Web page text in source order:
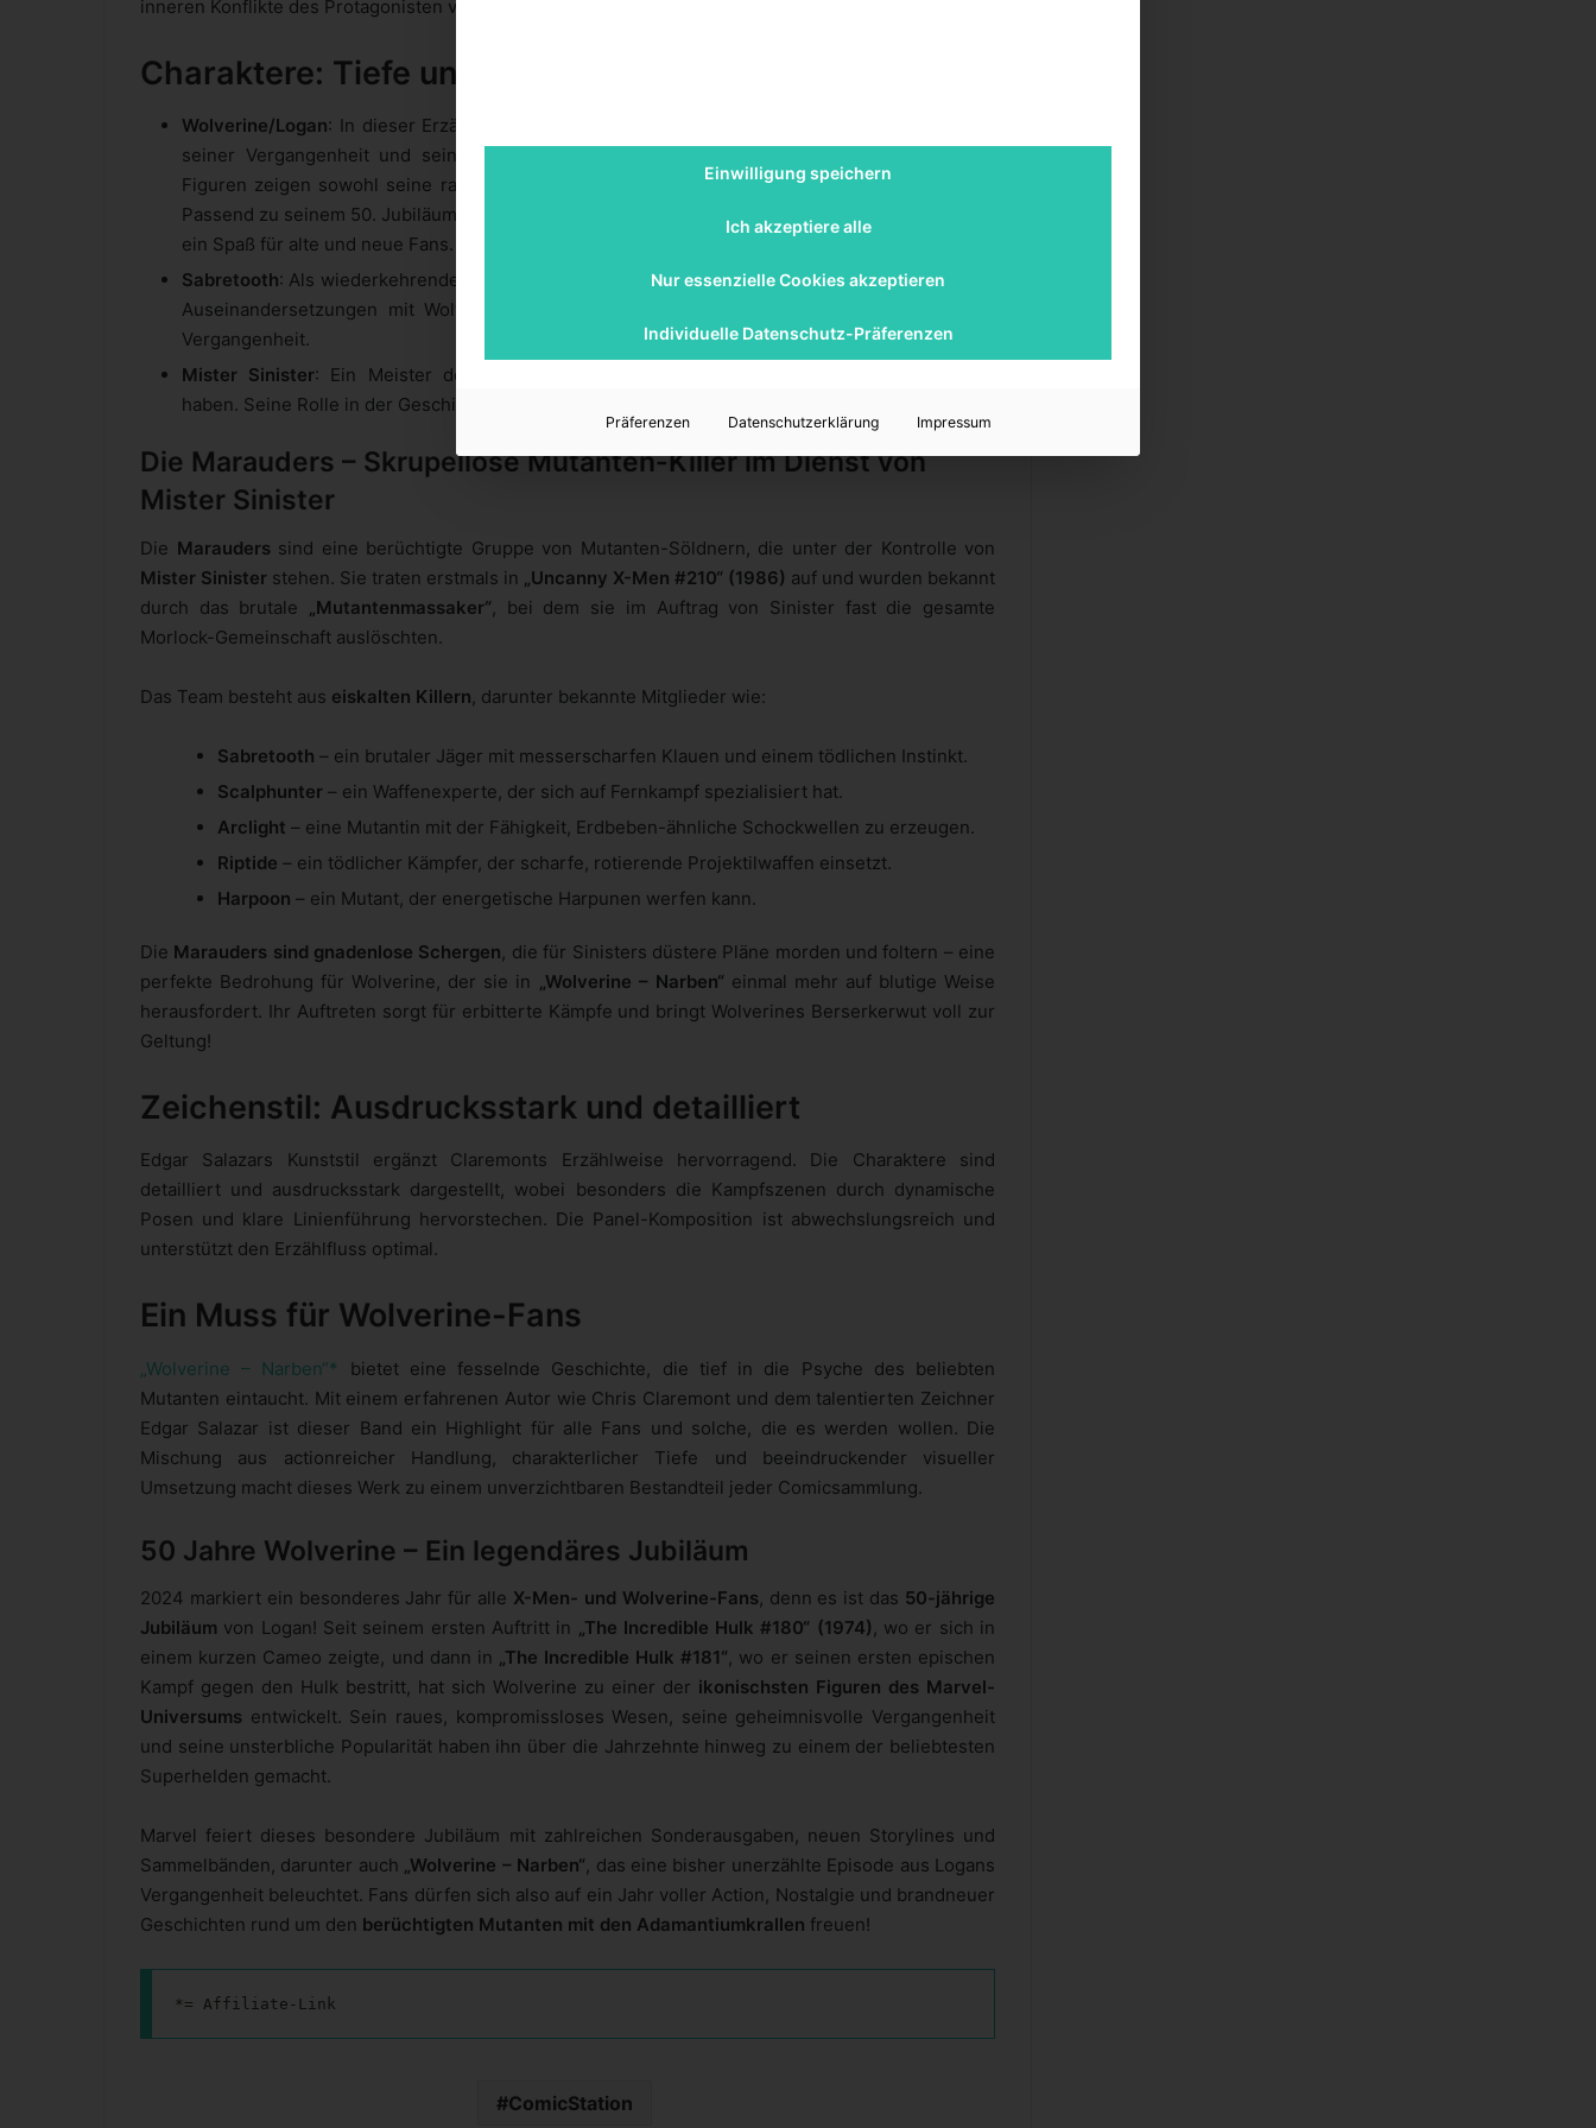
inneren Konflikte des Protagonisten verstärkt.
Charaktere: Tiefe und Entwicklung
Wolverine/Logan: In dieser Erzählung wird Logan als komplexer Charakter dargestellt, der mit
seiner Vergangenheit und seinen inneren Dämonen ringt. Seine Interaktionen mit anderen
Figuren zeigen sowohl seine raue Schale als auch seine Fähigkeit zu Mitgefühl und Loyalität.
Passend zu seinem 50. Jubiläum feierte Wolverine seine Rückkehr im
Deadpool-Film
ein Spaß für alte und neue Fans.
Sabretooth: Als wiederkehrender Antagonist bietet Sabretooth eine bedrohliche Präsenz. Seine
Auseinandersetzungen mit Wolverine sind intensiv und enthüllen viel über ihre verstrickte
Vergangenheit.
Mister Sinister: Ein Meister der Manipulation, dessen Pläne weitreichende Konsequenzen
haben. Seine Rolle in der Geschichte fügt eine zusätzliche Ebene der Intrige hinzu.
Die Marauders – Skrupellose Mutanten-Killer im Dienst von
Mister Sinister
Die Marauderssind eine berüchtigte Gruppe von Mutanten-Söldnern, die unter der Kontrolle von
Mister Sinister stehen. Sie traten erstmals in „Uncanny X-Men #210“ (1986) auf und wurden bekannt
durch das brutale
„Mutantenmassaker“ , bei dem sie im Auftrag von Sinister fast die gesamte
Morlock-Gemeinschaft auslöschten.
Das Team besteht aus eiskalten Killern , darunter bekannte Mitglieder wie:
Sabretooth – ein brutaler Jäger mit messerscharfen Klauen und einem tödlichen Instinkt.
Scalphunter – ein Waffenexperte, der sich auf Fernkampf spezialisiert hat.
Arclight – eine Mutantin mit der Fähigkeit, Erdbeben-ähnliche Schockwellen zu erzeugen.
Riptide – ein tödlicher Kämpfer, der scharfe, rotierende Projektilwaffen einsetzt.
Harpoon – ein Mutant, der energetische Harpunen werfen kann.
Die Marauders sind gnadenlose Schergen , die für Sinisters düstere Pläne morden und foltern – eine
perfekte Bedrohung für Wolverine, der sie in
„Wolverine – Narben“ einmal mehr auf blutige Weise
herausfordert. Ihr Auftreten sorgt für erbitterte Kämpfe und bringt Wolverines Berserkerwut voll zur
Geltung!
Zeichenstil: Ausdrucksstark und detailliert
Edgar Salazars Kunststil ergänzt Claremonts Erzählweise hervorragend. Die Charaktere sind
detailliert und ausdrucksstark dargestellt, wobei besonders die Kampfszenen durch dynamische
Posen und klare Linienführung hervorstechen. Die Panel-Komposition ist abwechslungsreich und
unterstützt den Erzählfluss optimal.
Ein Muss für Wolverine-Fans
„Wolverine – Narben“*
bietet eine fesselnde Geschichte, die tief in die Psyche des beliebten
Mutanten eintaucht. Mit einem erfahrenen Autor wie Chris Claremont und dem talentierten Zeichner
Edgar Salazar ist dieser Band ein Highlight für alle Fans und solche, die es werden wollen. Die
Mischung aus actionreicher Handlung, charakterlicher Tiefe und beeindruckender visueller
Umsetzung macht dieses Werk zu einem unverzichtbaren Bestandteil jeder Comicsammlung.
50 Jahre Wolverine – Ein legendäres Jubiläum
2024 markiert ein besonderes Jahr für alle X-Men- und Wolverine-Fans, denn es ist das 50-jährige
Jubiläum von Logan! Seit seinem ersten Auftritt in „The Incredible Hulk #180“ (1974) , wo er sich in
einem kurzen Cameo zeigte, und dann in „The Incredible Hulk #181“, wo er seinen ersten epischen
Kampf gegen den Hulk bestritt, hat sich Wolverine zu einer der ikonischsten Figuren des Marvel-
Universums entwickelt. Sein raues, kompromissloses Wesen, seine geheimnisvolle Vergangenheit
und seine unsterbliche Popularität haben ihn über die Jahrzehnte hinweg zu einem der beliebtesten
Superhelden gemacht.
Marvel feiert dieses besondere Jubiläum mit zahlreichen Sonderausgaben, neuen Storylines und
Sammelbänden, darunter auch „Wolverine – Narben“, das eine bisher unerzählte Episode aus Logans
Vergangenheit beleuchtet. Fans dürfen sich also auf ein Jahr voller Action, Nostalgie und brandneuer
Geschichten rund um den berüchtigten Mutanten mit den Adamantiumkrallen freuen!
*= Affiliate-Link
ComicStation
Einwilligung speichern
Ich akzeptiere alle
Nur essenzielle Cookies akzeptieren
Individuelle Datenschutz-Präferenzen
Präferenzen Datenschutzerklärung Impressum